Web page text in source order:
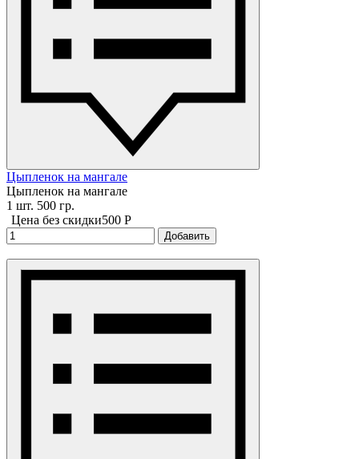
Цыпленок на мангале
Цыпленок на мангале
1 шт. 500 гр.
Цена без скидки500 P
Добавить